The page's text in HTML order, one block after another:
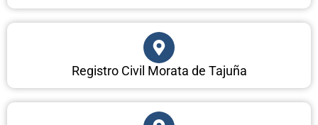
Registro Civil Morata de Tajuña